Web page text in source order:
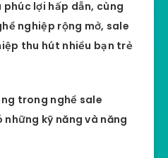
lợi hấp dẫn, cùng
nghiệp rộng mở, sale
thu hút nhiều bạn trẻ
trong nghề sale
kỹ năng và năng